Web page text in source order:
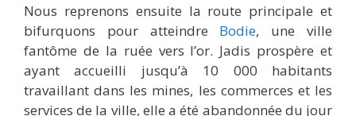
Nous reprenons ensuite la route principale et
bifurquons pour atteindre Bodie, une ville
fantôme de la ruée vers l’or. Jadis prospère et
ayant accueilli jusqu’à 10 000 habitants
travaillant dans les mines, les commerces et les
services de la ville, elle a été abandonnée du jour